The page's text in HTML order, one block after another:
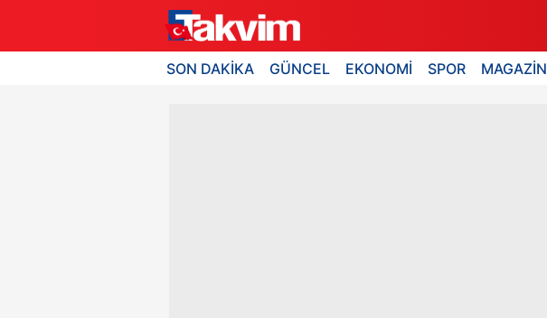
SON DAKİKA GÜNCEL EKONOMİ SPOR MAGAZİN